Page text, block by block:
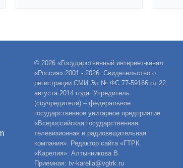
© 2026 «Государственный интернет-канал
«Россия» 2001 - 2026. Свидетельство о
регистрации СМИ Эл № ФС 77-59166 от 22
августа 2014 года. Учредитель
(соучредители) – федеральное
государственное унитарное предприятие
«Всероссийская государственная
телевизионная и радиовещательная
компания». Редактор сайта «ГТРК
«Карелия»: Алтынникова В.
Приемная: tv-karelia@vgtrk.ru